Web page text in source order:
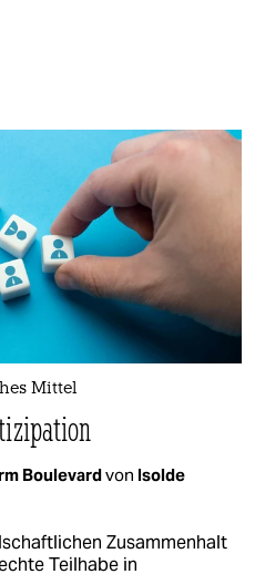
Mittel
Boulevardvon Isolde
Zusammenhalt
Teilhabe in